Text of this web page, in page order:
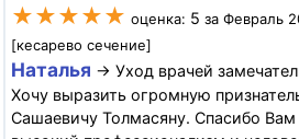
★★★★★ оценка: 5 за Февраль
[кесарево сечение]
Наталья → Уход врачей
Хочу выразить огромную
Сашаевичу Толмасяну. Спасибо